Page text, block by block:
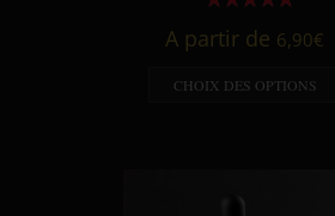
A partir de 6,90€
CHOIX DES OPTIONS